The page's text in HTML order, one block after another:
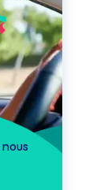
nous